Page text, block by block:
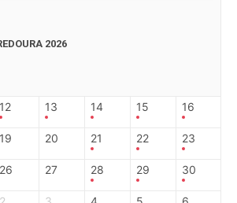
2026
12 13 14 15 16
19 20 21 22 23
26 27 28 29 30